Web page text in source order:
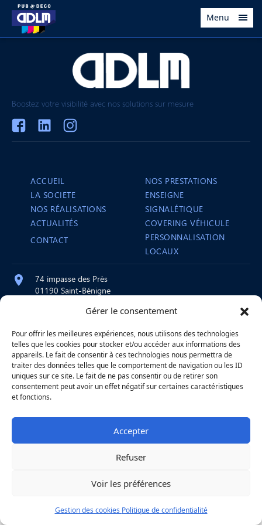
Gérer le consentement
Pour offrir les meilleures expériences, nous utilisons des technologies
telles que les cookies pour stocker et/ou accéder aux informations des
appareils. Le fait de consentir à ces technologies nous permettra de
traiter des données telles que le comportement de navigation ou les ID
uniques sur ce site. Le fait de ne pas consentir ou de retirer son
consentement peut avoir un effet négatif sur certaines caractéristiques
et fonctions.
Accepter
Refuser
Voir les préférences
Gestion des cookies Politique de confidentialité
Menu
Boostez votre visibilité avec nos solutions sur mesure
ACCUEIL
LA SOCIETE
NOS RÉALISATIONS
ACTUALITÉS
CONTACT
NOS PRESTATIONS
ENSEIGNE
SIGNALÉTIQUE
COVERING VÉHICULE
PERSONNALISATION
LOCAUX
74 impasse des Près
01190 Saint-Bénigne
contact@atelier-martre.fr
09 72 95 15 20
Lundi au jeudi : 8h – 12h / 14h – 18h
Vendredi : 8h – 12h
|Mentions légales